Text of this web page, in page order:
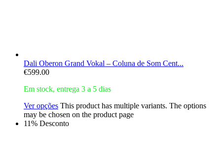
Dali Oberon Grand Vokal – Coluna de Som Cent...
€599.00
Em stock, entrega 3 a 5 dias
Ver opções This product has multiple variants. The options
may be chosen on the product page
11% Desconto